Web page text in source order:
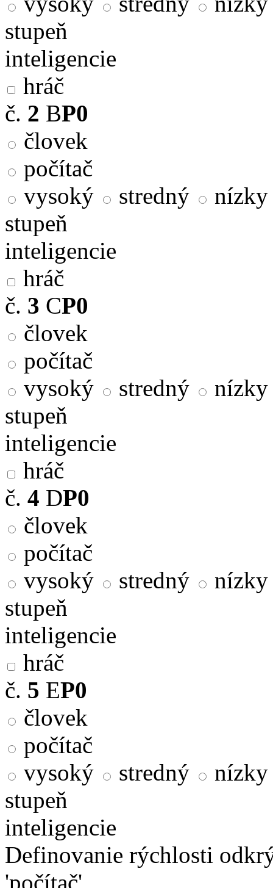
stupeň
inteligencie
hráč
č. 2 BP0
človek
počítač
vysoký
stredný
nízky
stupeň
inteligencie
hráč
č. 3 CP0
človek
počítač
vysoký
stredný
nízky
stupeň
inteligencie
hráč
č. 4 DP0
človek
počítač
vysoký
stredný
nízky
stupeň
inteligencie
hráč
č. 5 EP0
človek
počítač
vysoký
stredný
nízky
stupeň
inteligencie
Definovanie rýchlosti
'počítač'